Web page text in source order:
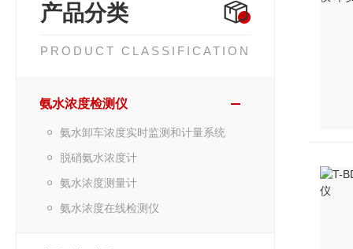
产品分类
PRODUCT CLASSIFICATION
氨水浓度检测仪
氨水卸车浓度实时监测和计量系统
脱硝氨水浓度计
氨水浓度测量计
氨水浓度在线检测仪